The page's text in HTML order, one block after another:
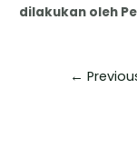
dilakukan oleh
←